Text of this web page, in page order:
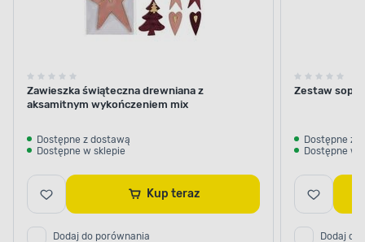
Zawieszka świąteczna drewniana z
aksamitnym wykończeniem mix
Dostępne z dostawą
Dostępne w sklepie
Kup teraz
Dodaj do porównania
Zestaw sopli
Dostępne z
Dostępne w
Dodaj do